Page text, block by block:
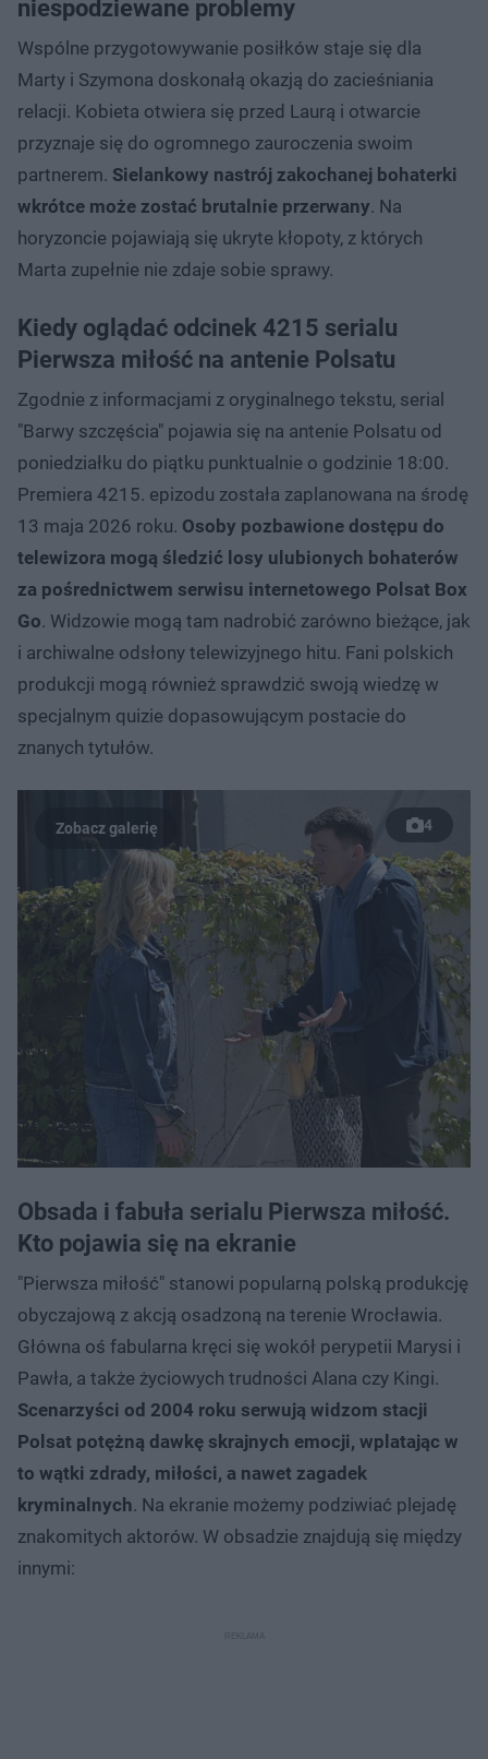
niespodziewane problemy
Wspólne przygotowywanie posiłków staje się dla
Marty i Szymona doskonałą okazją do zacieśniania
relacji. Kobieta otwiera się przed Laurą i otwarcie
przyznaje się do ogromnego zauroczenia swoim
partnerem. Sielankowy nastrój zakochanej bohaterki
wkrótce może zostać brutalnie przerwany. Na
horyzoncie pojawiają się ukryte kłopoty, z których
Marta zupełnie nie zdaje sobie sprawy.
Kiedy oglądać odcinek 4215 serialu
Pierwsza miłość na antenie Polsatu
Zgodnie z informacjami z oryginalnego tekstu, serial
"Barwy szczęścia" pojawia się na antenie Polsatu od
poniedziałku do piątku punktualnie o godzinie 18:00.
Premiera 4215. epizodu została zaplanowana na środę
13 maja 2026 roku. Osoby pozbawione dostępu do
telewizora mogą śledzić losy ulubionych bohaterów
za pośrednictwem serwisu internetowego Polsat Box
Go. Widzowie mogą tam nadrobić zarówno bieżące, jak
i archiwalne odsłony telewizyjnego hitu. Fani polskich
produkcji mogą również sprawdzić swoją wiedzę w
specjalnym quizie dopasowującym postacie do
znanych tytułów.
4
Obsada i fabuła serialu Pierwsza miłość.
Kto pojawia się na ekranie
"Pierwsza miłość" stanowi popularną polską produkcję
obyczajową z akcją osadzoną na terenie Wrocławia.
Główna oś fabularna kręci się wokół perypetii Marysi i
Pawła, a także życiowych trudności Alana czy Kingi.
Scenarzyści od 2004 roku serwują widzom stacji
Polsat potężną dawkę skrajnych emocji, wplatając w
to wątki zdrady, miłości, a nawet zagadek
kryminalnych. Na ekranie możemy podziwiać plejadę
znakomitych aktorów. W obsadzie znajdują się między
innymi: